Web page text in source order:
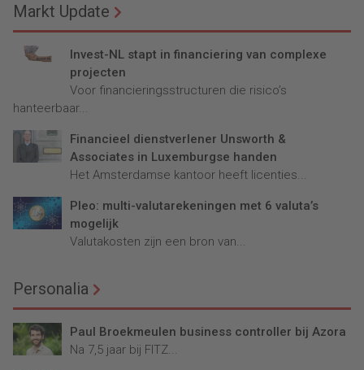
Markt Update
Invest-NL stapt in financiering van complexe
projecten
Voor financieringsstructuren die risico’s
hanteerbaar...
Financieel dienstverlener Unsworth &
Associates in Luxemburgse handen
Het Amsterdamse kantoor heeft licenties...
Pleo: multi-valutarekeningen met 6 valuta’s
mogelijk
Valutakosten zijn een bron van...
Personalia
Paul Broekmeulen business controller bij Azora
Na 7,5 jaar bij FITZ...